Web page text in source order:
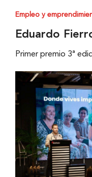
Empleo y
Eduardo
Primer premio 3ª